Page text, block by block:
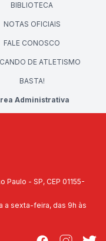
BIBLIOTECA
NOTAS OFICIAIS
FALE CONOSCO
DE ATLETISMO
BASTA!
Administrativa
Paulo - SP, CEP 01155-
a sexta-feira, das 9h às